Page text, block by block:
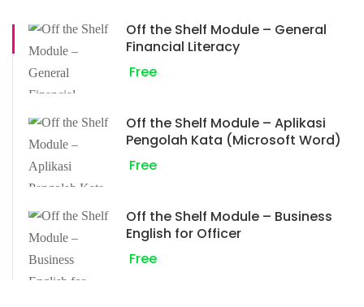
Off the Shelf Module – General
Financial Literacy
Free
Off the Shelf Module – Aplikasi
Pengolah Kata (Microsoft Word)
Free
Off the Shelf Module – Business
English for Officer
Free